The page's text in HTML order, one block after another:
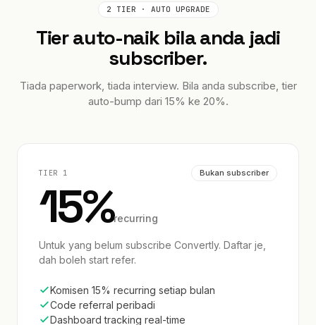
2 TIER · AUTO UPGRADE
Tier auto-naik bila anda jadi
subscriber.
Tiada paperwork, tiada interview. Bila anda subscribe, tier
auto-bump dari 15% ke 20%.
TIER 1 Bukan subscriber
15%recurring
Untuk yang belum subscribe Convertly. Daftar je,
dah boleh start refer.
Komisen 15% recurring setiap bulan
Code referral peribadi
Dashboard tracking real-time